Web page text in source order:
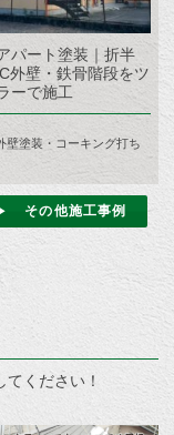
パート塗装｜折半
外壁・鉄骨階段をツ
ーで施工
壁塗装・コーキング打ち
その他施工事例
ください！